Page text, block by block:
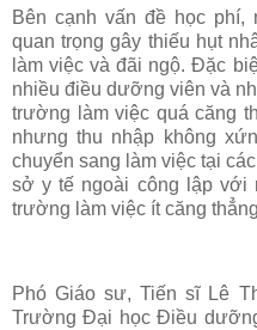
Bên cạnh vấn đề học phí,
quan trọng gây thiếu hụt
làm việc và đãi ngộ. Đặc
nhiều điều dưỡng viên và
trường làm việc quá căng
nhưng thu nhập không
chuyển sang làm việc tại
sở y tế ngoài công lập với
trường làm việc ít căng
Phó Giáo sư, Tiến sĩ Lê
Trường Đại học Điều